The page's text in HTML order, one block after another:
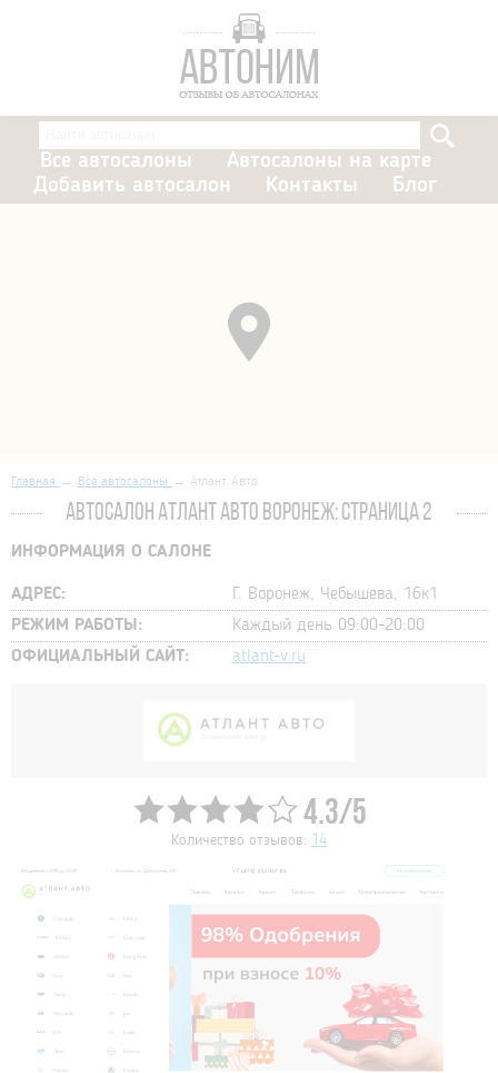
Все автосалоны
Автосалоны на карте
Добавить автосалон
Контакты Блог
Главная Все автосалоны Атлант Авто
АВТОСАЛОН АТЛАНТ АВТО ВОРОНЕЖ: СТРАНИЦА 2
ИНФОРМАЦИЯ О САЛОНЕ
АДРЕС:
Г. Воронеж, Чебышева, 16к1
РЕЖИМ РАБОТЫ:
Каждый день 09:00-20:00
ОФИЦИАЛЬНЫЙ САЙТ:
atlant-v.ru
4.3/5
Количество отзывов: 14